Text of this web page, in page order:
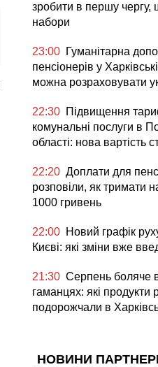
зробити в першу чергу,
набори
23:00 Гуманітарна
пенсіонерів у
можна розраховувати
22:30 Підвищення
комунальні послуги в
області: нова вартість
22:20 Доплати для
розповіли, як тримати
1000 гривень
22:00 Новий графік
Києві: які зміни вже
21:30 Серпень боляче
гаманцях: які продукти
подорожчали в
НОВИНИ